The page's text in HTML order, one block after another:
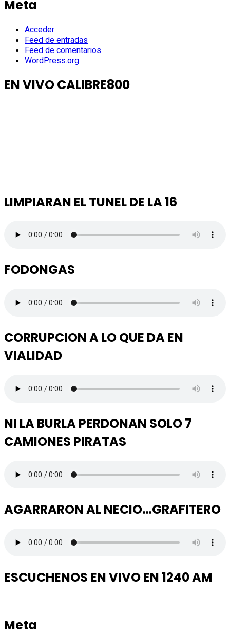
Meta
Acceder
Feed de entradas
Feed de comentarios
WordPress.org
EN VIVO CALIBRE800
LIMPIARAN EL TUNEL DE LA 16
FODONGAS
CORRUPCION A LO QUE DA EN
VIALIDAD
NI LA BURLA PERDONAN SOLO 7
CAMIONES PIRATAS
AGARRARON AL NECIO…GRAFITERO
ESCUCHENOS EN VIVO EN 1240 AM
Meta